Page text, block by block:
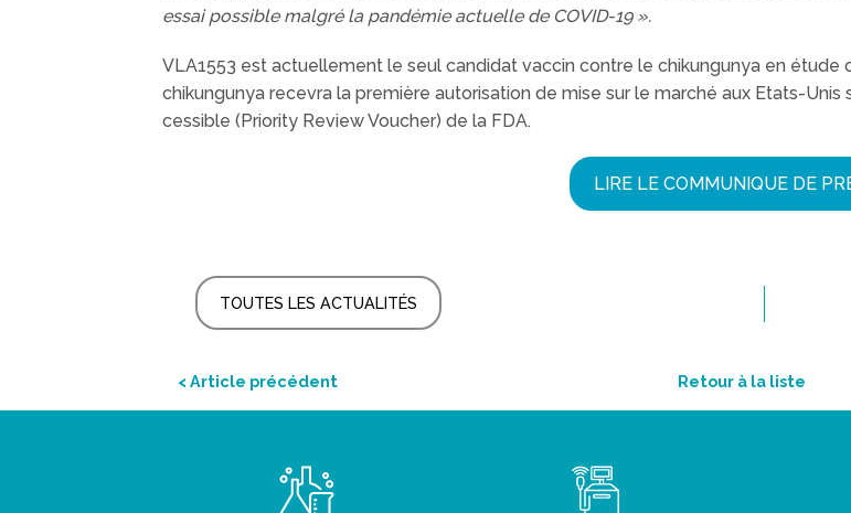
essai possible malgré la pandémie actuelle de COVID-19 ».
VLA1553 est actuellement le seul candidat vaccin contre le chikungunya en
chikungunya recevra la première autorisation de mise sur le marché aux Etats-Unis
cessible (Priority Review Voucher) de la FDA.
LIRE LE COMMUNIQUE DE
TOUTES LES ACTUALITÉS
< Article précédent Retour à la liste